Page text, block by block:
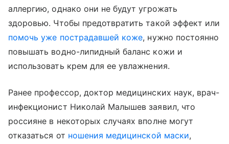
аллергию, однако они не будут угрожать
здоровью. Чтобы предотвратить такой эффект или
помочь уже пострадавшей коже, нужно постоянно
повышать водно-липидный баланс кожи и
использовать крем для ее увлажнения.
Ранее профессор, доктор медицинских наук, врач-
инфекционист Николай Малышев заявил, что
россияне в некоторых случаях вполне могут
отказаться от ношения медицинской маски,